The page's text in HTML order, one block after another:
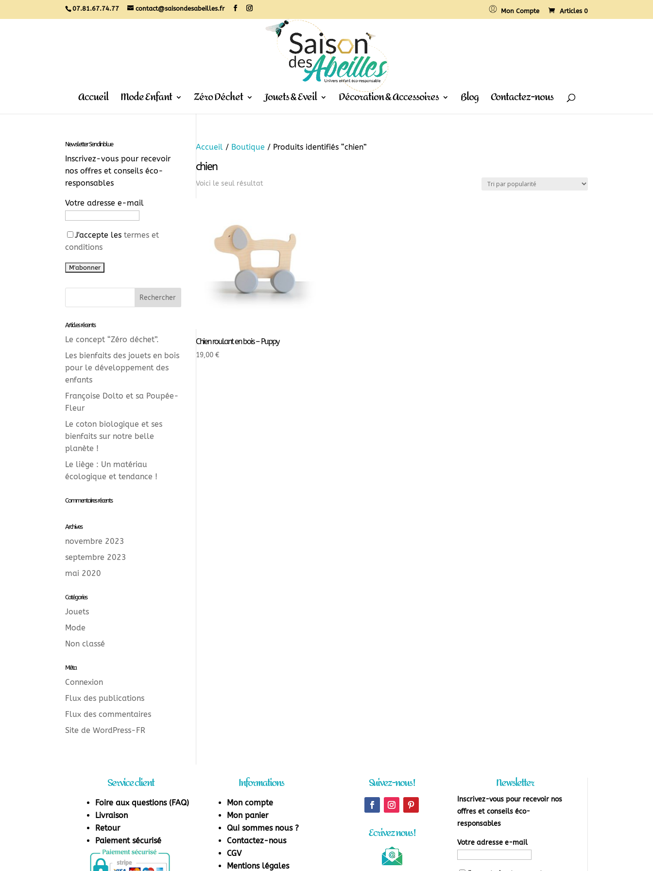
07.81.67.74.77 contact@saisondesabeilles.fr Mon Compte Articles 0
Accueil Mode Enfant Zéro Déchet Jouets & Eveil Décoration & Accessoires Blog Contactez-nous
Accueil / Boutique / Produits identifiés “chien”
chien
Voici le seul résultat
Chien roulant en bois – Puppy
19,00€
Newsletter Sendinblue
Inscrivez-vous pour recevoir
nos offres et conseils éco-
responsables
Votre adresse e-mail
J'accepte lestermes et
conditions
Articles récents
Le concept “Zéro déchet”.
Les bienfaits des jouets en bois
pour le développement des
enfants
Françoise Dolto et sa Poupée-
Fleur
Le coton biologique et ses
bienfaits sur notre belle
planète !
Le liège : Un matériau
écologique et tendance !
Commentaires récents
Archives
novembre 2023
septembre 2023
mai 2020
Catégories
Jouets
Mode
Non classé
Méta
Connexion
Flux des publications
Flux des commentaires
Site de WordPress-FR
Service client
Foire aux questions (FAQ)
Livraison
Retour
Paiement sécurisé
Informations
Mon compte
Mon panier
Qui sommes nous ?
Contactez-nous
CGV
Mentions légales
Suivez-nous !
Ecrivez nous !
Newsletter
Inscrivez-vous pour recevoir nos
offres et conseils éco-
responsables
Votre adresse e-mail